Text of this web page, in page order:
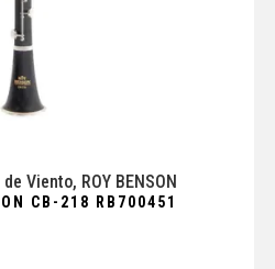
Viento, ROY BENSON
CB-218 RB700451